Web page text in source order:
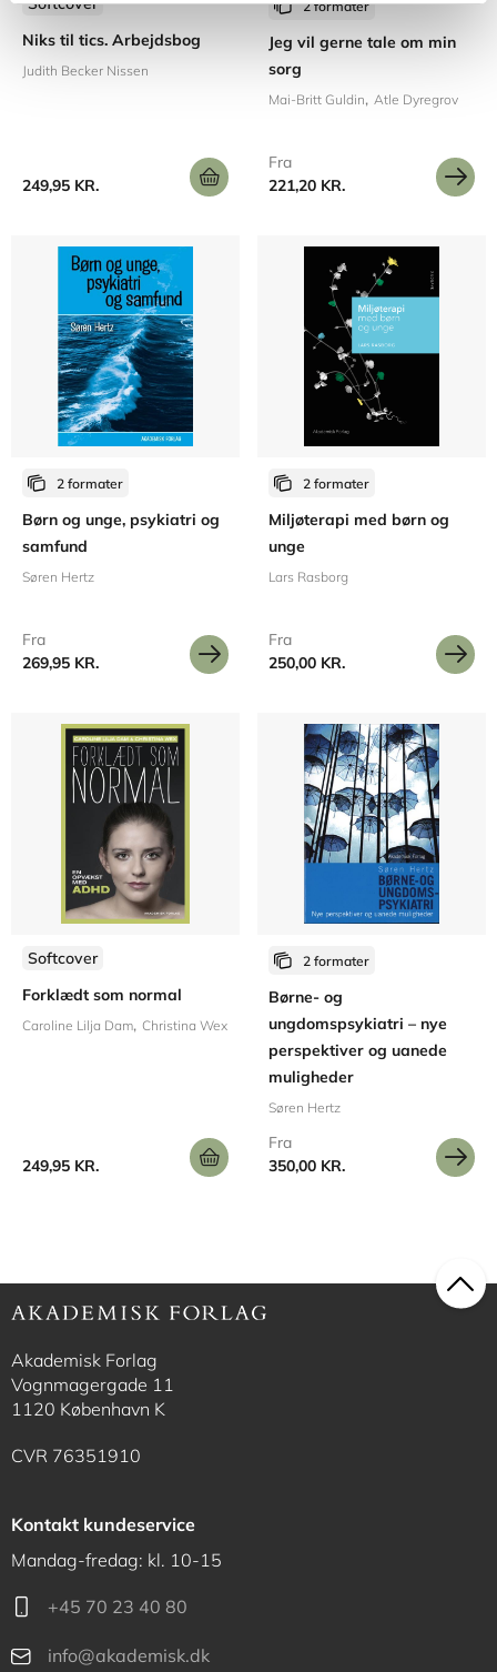
Niks til tics. Arbejdsbog
Judith Becker Nissen
249,95 KR.
2 formater
Jeg vil gerne tale om min
sorg
Mai-Britt Guldin Atle Dyregrov
Fra
221,20 KR.
2 formater
Børn og unge, psykiatri og
samfund
Søren Hertz
Fra
269,95 KR.
2 formater
Miljøterapi med børn og
unge
Lars Rasborg
Fra
250,00 KR.
Softcover
Forklædt som normal
Caroline Lilja Dam Christina Wex
249,95 KR.
2 formater
Børne- og
ungdomspsykiatri – nye
perspektiver og uanede
muligheder
Søren Hertz
Fra
350,00 KR.
Akademisk Forlag
Vognmagergade 11
1120 København K
CVR 76351910
Kontakt kundeservice
Mandag-fredag: kl. 10-15
+45 70 23 40 80
info@akademisk.dk